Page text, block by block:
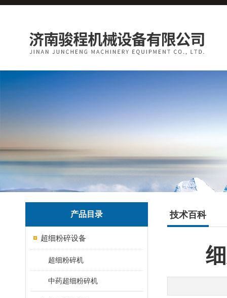
产品目录
超细粉碎设备
超细粉碎机
中药超细粉碎机
技术百科